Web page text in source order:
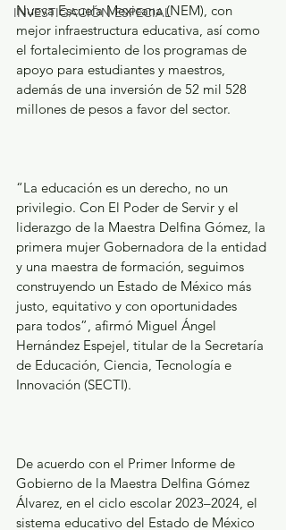
INVESTIGACIÓN ESPECIAL
Nueva Escuela Mexicana (NEM), con
mejor infraestructura educativa, así como
el fortalecimiento de los programas de
apoyo para estudiantes y maestros,
además de una inversión de 52 mil 528
millones de pesos a favor del sector.
“La educación es un derecho, no un
privilegio. Con El Poder de Servir y el
liderazgo de la Maestra Delfina Gómez, la
primera mujer Gobernadora de la entidad
y una maestra de formación, seguimos
construyendo un Estado de México más
justo, equitativo y con oportunidades
para todos”, afirmó Miguel Ángel
Hernández Espejel, titular de la Secretaría
de Educación, Ciencia, Tecnología e
Innovación (SECTI).
De acuerdo con el Primer Informe de
Gobierno de la Maestra Delfina Gómez
Álvarez, en el ciclo escolar 2023–2024, el
sistema educativo del Estado de México